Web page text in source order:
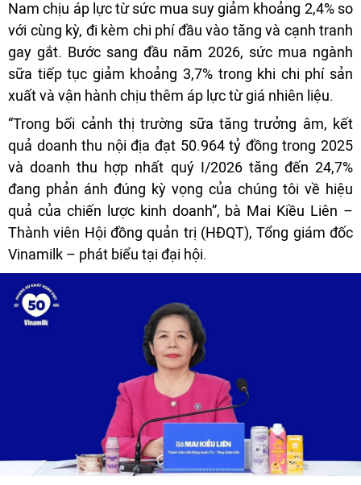
Nam chịu áp lực từ sức mua suy giảm khoảng 2,4% so
với cùng kỳ, đi kèm chi phí đầu vào tăng và cạnh tranh
gay gắt. Bước sang đầu năm 2026, sức mua ngành
sữa tiếp tục giảm khoảng 3,7% trong khi chi phí sản
xuất và vận hành chịu thêm áp lực từ giá nhiên liệu.
“Trong bối cảnh thị trường sữa tăng trưởng âm, kết
quả doanh thu nội địa đạt 50.964 tỷ đồng trong 2025
và doanh thu hợp nhất quý I/2026 tăng đến 24,7%
đang phản ánh đúng kỳ vọng của chúng tôi về hiệu
quả của chiến lược kinh doanh”, bà Mai Kiều Liên –
Thành viên Hội đồng quản trị (HĐQT), Tổng giám đốc
Vinamilk – phát biểu tại đại hội.